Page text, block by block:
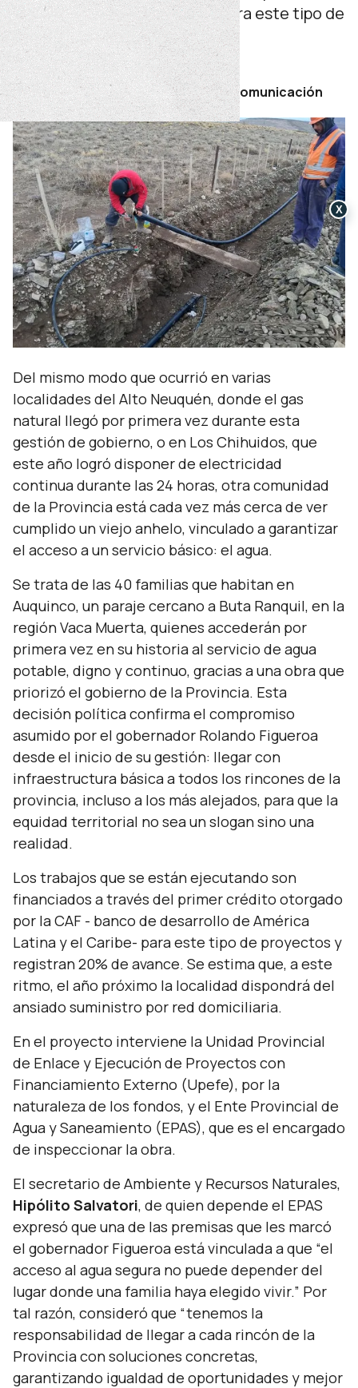
crédito otorgado por la CAF para este tipo de
proyectos.
lunes 06 de julio de 2026
Por Secretaría de Prensa y Comunicación
Del mismo modo que ocurrió en varias
localidades del Alto Neuquén, donde el gas
natural llegó por primera vez durante esta
gestión de gobierno, o en Los Chihuidos, que
este año logró disponer de electricidad
continua durante las 24 horas, otra comunidad
de la Provincia está cada vez más cerca de ver
cumplido un viejo anhelo, vinculado a garantizar
el acceso a un servicio básico: el agua.
Se trata de las 40 familias que habitan en
Auquinco, un paraje cercano a Buta Ranquil, en la
región Vaca Muerta, quienes accederán por
primera vez en su historia al servicio de agua
potable, digno y continuo, gracias a una obra que
priorizó el gobierno de la Provincia. Esta
decisión política confirma el compromiso
asumido por el gobernador Rolando Figueroa
desde el inicio de su gestión: llegar con
infraestructura básica a todos los rincones de la
provincia, incluso a los más alejados, para que la
equidad territorial no sea un slogan sino una
realidad.
Los trabajos que se están ejecutando son
financiados a través del primer crédito otorgado
por la CAF - banco de desarrollo de América
Latina y el Caribe- para este tipo de proyectos y
registran 20% de avance. Se estima que, a este
ritmo, el año próximo la localidad dispondrá del
ansiado suministro por red domiciliaria.
En el proyecto interviene la Unidad Provincial
de Enlace y Ejecución de Proyectos con
Financiamiento Externo (Upefe), por la
naturaleza de los fondos, y el Ente Provincial de
Agua y Saneamiento (EPAS), que es el encargado
de inspeccionar la obra.
El secretario de Ambiente y Recursos Naturales,
Hipólito Salvatori, de quien depende el EPAS
expresó que una de las premisas que les marcó
el gobernador Figueroa está vinculada a que “el
acceso al agua segura no puede depender del
lugar donde una familia haya elegido vivir.” Por
tal razón, consideró que “tenemos la
responsabilidad de llegar a cada rincón de la
Provincia con soluciones concretas,
garantizando igualdad de oportunidades y mejor
X